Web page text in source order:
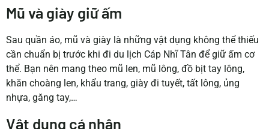
Mũ và giày giữ ấm
Sau quần áo, mũ và giày là những vật dụng không thể thiếu
cần chuẩn bị trước khi đi du lịch Cáp Nhĩ Tân để giữ ấm cơ
thể. Bạn nên mang theo mũ len, mũ lông, đồ bịt tay lông,
khăn choàng len, khẩu trang, giày đi tuyết, tất lông, ủng
nhựa, găng tay,…
Vật dụng cá nhân